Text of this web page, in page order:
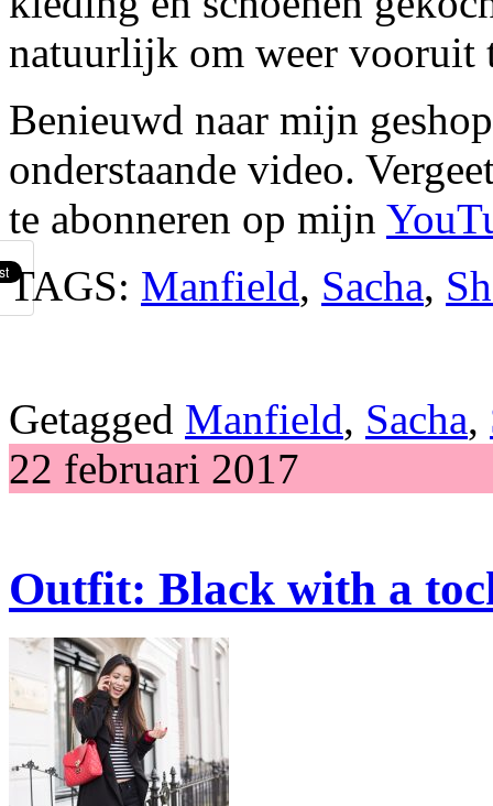
natuurlijk om weer vooruit
Benieuwd naar mijn
onderstaande video.
te abonneren op mijn
TAGS: Manfield, Sacha,
Getagged Manfield, Sacha,
22 februari 2017
Outfit: Black with a